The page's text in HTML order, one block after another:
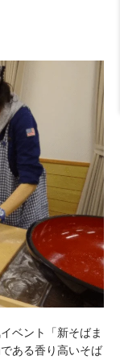
ベント「新そばま
ある香り高いそば